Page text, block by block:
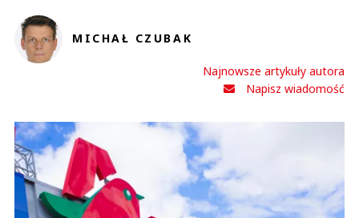
MICHAŁ CZUBAK
Najnowsze artykuły autora
Napisz wiadomość